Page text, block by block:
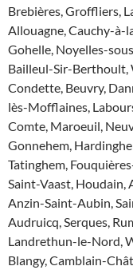
Brebières, Groffliers,
Allouagne, Cauchy-à-
Gohelle, Noyelles-
Bailleul-Sir-Berthoult,
Condette, Beuvry,
lès-Mofflaines,
Comte, Maroeuil,
Gonnehem,
Tatinghem,
Saint-Vaast, Houdain,
Anzin-Saint-Aubin,
Audruicq, Serques,
Landrethun-le-Nord,
Blangy, Camblain-